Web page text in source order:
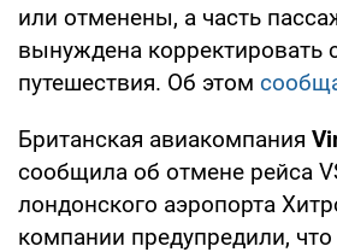
или отменены, а часть
вынуждена корректировать
путешествия. Об этом
Британская авиакомпания
сообщила об отмене рейса
лондонского аэропорта
компании предупредили,